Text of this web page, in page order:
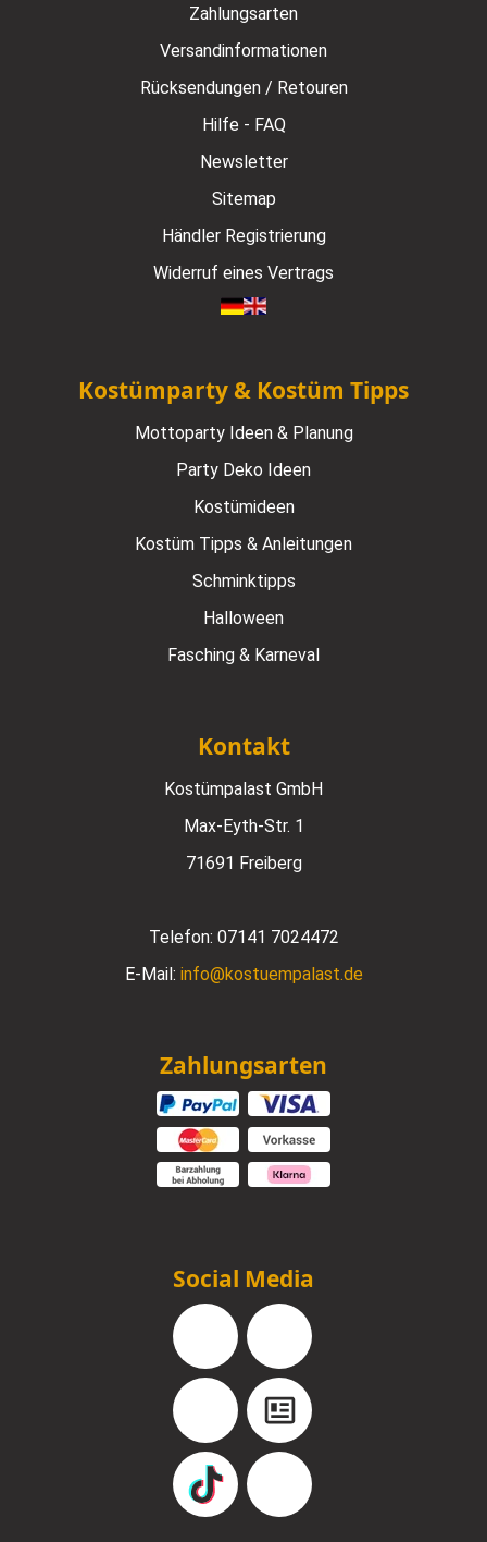
Zahlungsarten
Versandinformationen
Rücksendungen / Retouren
Hilfe - FAQ
Newsletter
Sitemap
Händler Registrierung
Widerruf eines Vertrags
Kostümparty & Kostüm Tipps
Mottoparty Ideen & Planung
Party Deko Ideen
Kostümideen
Kostüm Tipps & Anleitungen
Schminktipps
Halloween
Fasching & Karneval
Kontakt
Kostümpalast GmbH
Max-Eyth-Str. 1
71691 Freiberg
Telefon: 07141 7024472
E-Mail: info@kostuempalast.de
Zahlungsarten
Social Media
Facebook Instagram
YouTube Blog
TikTok Pinterest